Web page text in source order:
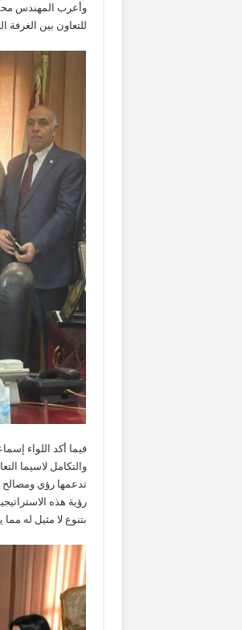
وأعرب المهندس
للتعاون بين الغرفة
فيما أكد اللواء
والتكامل لاسيما
تدعمها رؤي ومصالح
رؤية هذه
بتنوع لا مثيل له